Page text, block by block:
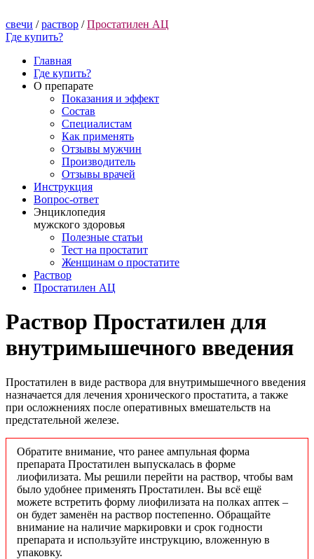
свечи / раствор / Простатилен АЦ
Где купить?
Главная
Где купить?
О препарате
Показания и эффект
Состав
Специалистам
Как применять
Отзывы мужчин
Производитель
Отзывы врачей
Инструкция
Вопрос-ответ
Энциклопедия
мужского здоровья
Полезные статьи
Тест на простатит
Женщинам о простатите
Раствор
Простатилен АЦ
Раствор Простатилен для
внутримышечного введения
Простатилен в виде раствора для внутримышечного введения
назначается для лечения хронического простатита, а также
при осложнениях после оперативных вмешательств на
предстательной железе.
Обратите внимание, что ранее ампульная форма
препарата Простатилен выпускалась в форме
лиофилизата. Мы решили перейти на раствор, чтобы вам
было удобнее применять Простатилен. Вы всё ещё
можете встретить форму лиофилизата на полках аптек –
он будет заменён на раствор постепенно. Обращайте
внимание на наличие маркировки и срок годности
препарата и используйте инструкцию, вложенную в
упаковку.